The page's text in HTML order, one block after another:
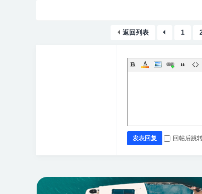
1
返回列表
发表回复 回帖后跳